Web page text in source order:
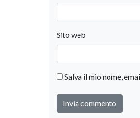
Sito web
Salva il mio nome,